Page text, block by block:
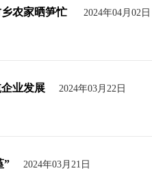
农家晒笋忙 2024年04月02日
业发展 2024年03月22日
” 2024年03月21日